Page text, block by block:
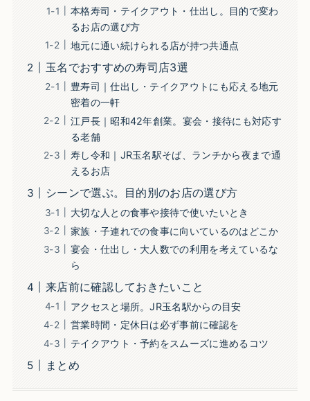
本格寿司・テイクアウト・仕出し。目的で変わ
るお店の選び方
地元に通い続けられる店が持つ共通点
玉名でおすすめの寿司店3選
豊寿司｜仕出し・テイクアウトにも応える地元
密着の一軒
江戸長｜昭和42年創業。宴会・接待にも対応す
る老舗
寿し令和｜JR玉名駅そば、ランチから夜まで通
えるお店
シーンで選ぶ。目的別のお店の選び方
大切な人との食事や接待で使いたいとき
家族・子連れでの食事に向いているのはどこか
宴会・仕出し・大人数での利用を考えているな
ら
来店前に確認しておきたいこと
アクセスと場所。JR玉名駅からの目安
営業時間・定休日は必ず事前に確認を
テイクアウト・予約をスムーズに進めるコツ
まとめ